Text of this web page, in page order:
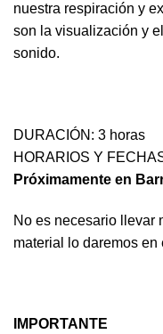
nuestra respiración y
son la visualización y
sonido.
DURACIÓN: 3 horas
HORARIOS Y
Próximamente en
No es necesario llevar
material lo daremos en
IMPORTANTE